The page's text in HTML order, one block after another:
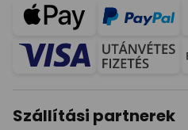
Szállítási partnerek